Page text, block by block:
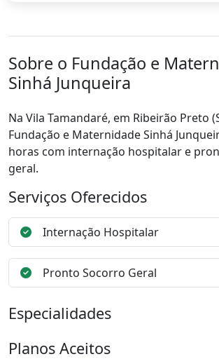
Sobre o Fundação e
Sinhá Junqueira
Na Vila Tamandaré, em Ribeirão Preto
Fundação e Maternidade Sinhá
horas com internação hospitalar e
geral.
Serviços Oferecidos
Internação Hospitalar
Pronto Socorro Geral
Especialidades
Planos Aceitos